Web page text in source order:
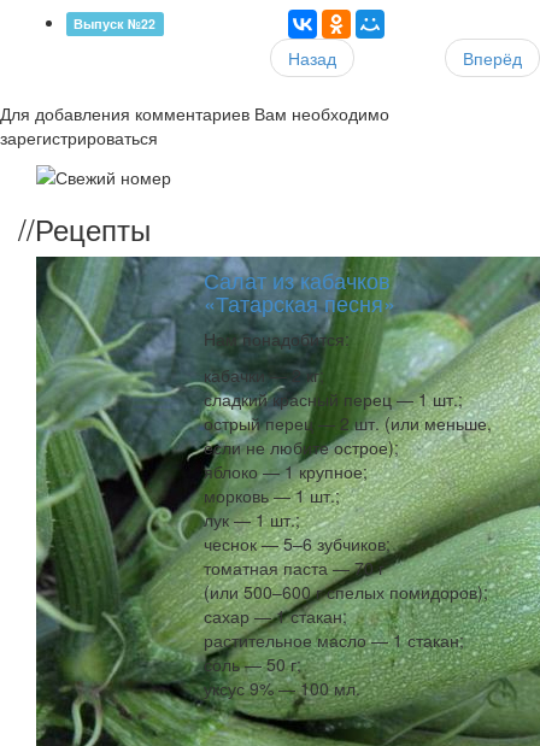
Выпуск №22
Назад Вперёд
Для добавления комментариев Вам необходимо
зарегистрироваться
//Рецепты
Салат из кабачков
«Татарская песня»
Нам понадобится:
кабачки — 2 кг;
сладкий красный перец — 1 шт.;
острый перец — 2 шт. (или меньше,
если не любите острое);
яблоко — 1 крупное;
морковь — 1 шт.;
лук — 1 шт.;
чеснок — 5–6 зубчиков;
томатная паста — 70 г
(или 500–600 г спелых помидоров);
сахар — 1 стакан;
растительное масло — 1 стакан;
соль — 50 г;
уксус 9% — 100 мл.